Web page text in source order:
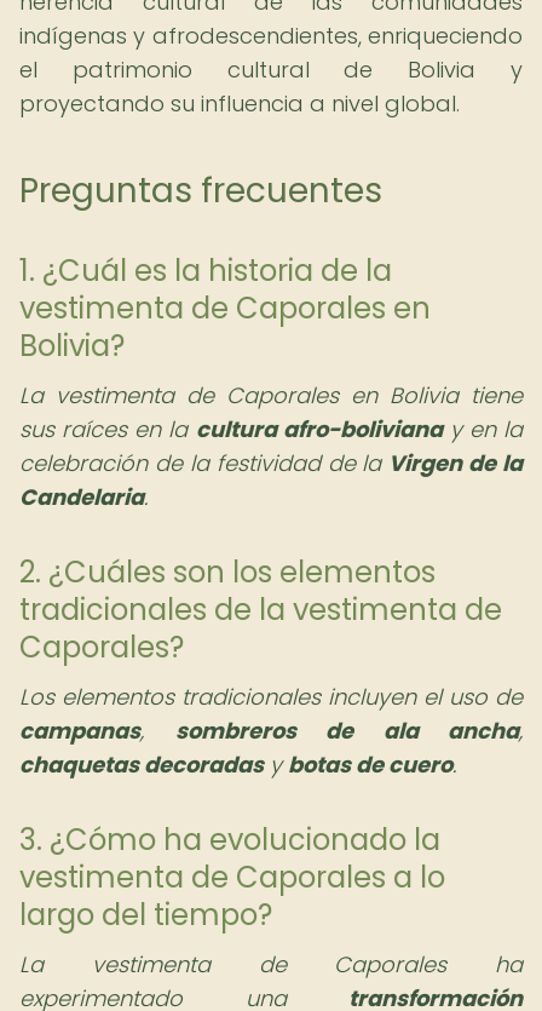
indígenas y afrodescendientes, enriqueciendo
el patrimonio cultural de Bolivia y
proyectando su influencia a nivel global.
Preguntas frecuentes
1. ¿Cuál es la historia de la
vestimenta de Caporales en
Bolivia?
La vestimenta de Caporales en Bolivia tiene
sus raíces en la cultura afro-bolivianay en la
celebración de la festividad de la Virgen de la
Candelaria.
2. ¿Cuáles son los elementos
tradicionales de la vestimenta de
Caporales?
Los elementos tradicionales incluyen el uso de
campanas, sombreros de ala ancha,
chaquetas decoradasybotas de cuero.
3. ¿Cómo ha evolucionado la
vestimenta de Caporales a lo
largo del tiempo?
La vestimenta de Caporales ha
experimentado una transformación